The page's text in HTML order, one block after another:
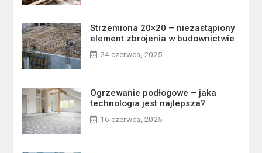
Strzemiona 20×20 – niezastąpiony
element zbrojenia w budownictwie
24 czerwca, 2025
Ogrzewanie podłogowe – jaka
technologia jest najlepsza?
16 czerwca, 2025